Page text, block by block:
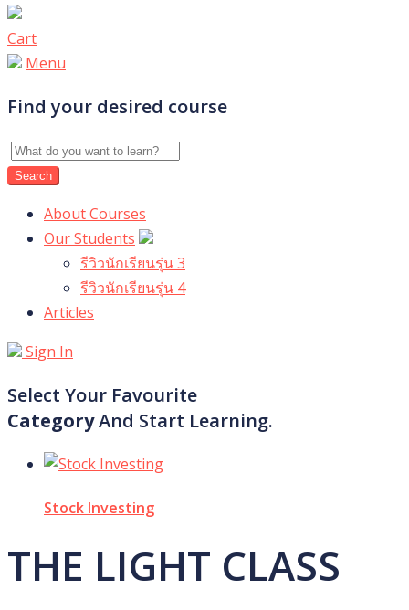
Cart
Menu
Find your desired course
About Courses
Our Students
รีวิวนักเรียนรุ่น 3
รีวิวนักเรียนรุ่น 4
Articles
Sign In
Select Your Favourite
CategoryAnd Start Learning.
Stock Investing
THE LIGHT CLASS